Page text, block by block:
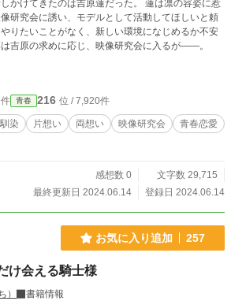
かけてきたのは吉原蓮だった。 蓮は凛の容姿に惹
研究会に誘い、モデルとして活動してほしいと頼
りたいことがなく、新しい環境になじめるか不安
吉原の求めに応じ、映像研究会に入るが——。
青春 216 位 / 7,920件
染 片想い 両想い 映像研究会
青春恋愛
感想数 0
文字数 29,715
最終更新日 2024.06.14
登録日 2024.06.14
お気に入り追加 257
け会える騎士様
）
書籍情報